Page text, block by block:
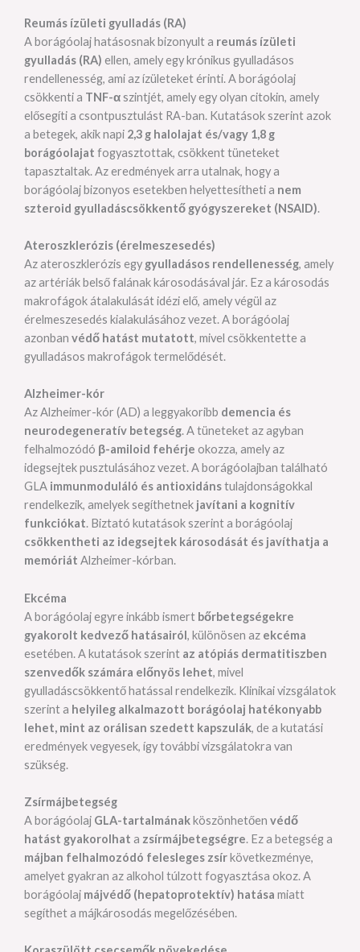
Reumás ízületi gyulladás (RA)
A borágóolaj hatásosnak bizonyult a reumás ízületi
gyulladás (RA) ellen, amely egy krónikus gyulladásos
rendellenesség, ami az ízületeket érinti. A borágóolaj
csökkenti a TNF-αszintjét, amely egy olyan citokin, amely
elősegíti a csontpusztulást RA-ban. Kutatások szerint azok
a betegek, akik napi 2,3 g halolajat és/vagy 1,8 g
borágóolajat fogyasztottak, csökkent tüneteket
tapasztaltak. Az eredmények arra utalnak, hogy a
borágóolaj bizonyos esetekben helyettesítheti a nem
szteroid gyulladáscsökkentő gyógyszereket (NSAID).
Ateroszklerózis (érelmeszesedés)
Az ateroszklerózis egy gyulladásos rendellenesség, amely
az artériák belső falának károsodásával jár. Ez a károsodás
makrofágok átalakulását idézi elő, amely végül az
érelmeszesedés kialakulásához vezet. A borágóolaj
azonban védő hatást mutatott, mivel csökkentette a
gyulladásos makrofágok termelődését.
Alzheimer-kór
Az Alzheimer-kór (AD) a leggyakoribb demencia és
neurodegeneratív betegség. A tüneteket az agyban
felhalmozódó β-amiloid fehérje okozza, amely az
idegsejtek pusztulásához vezet. A borágóolajban található
GLA immunmoduláló és antioxidánstulajdonságokkal
rendelkezik, amelyek segíthetnek javítani a kognitív
funkciókat. Biztató kutatások szerint a borágóolaj
csökkentheti az idegsejtek károsodását és javíthatja a
memóriát Alzheimer-kórban.
Ekcéma
A borágóolaj egyre inkább ismert bőrbetegségekre
gyakorolt kedvező hatásairól, különösen az ekcéma
esetében. A kutatások szerint az atópiás dermatitiszben
szenvedők számára előnyös lehet, mivel
gyulladáscsökkentő hatással rendelkezik. Klinikai vizsgálatok
szerint a helyileg alkalmazott borágóolaj hatékonyabb
lehet, mint az orálisan szedett kapszulák, de a kutatási
eredmények vegyesek, így további vizsgálatokra van
szükség.
Zsírmájbetegség
A borágóolaj GLA-tartalmánakköszönhetően védő
hatást gyakorolhat a zsírmájbetegségre. Ez a betegség a
májban felhalmozódó felesleges zsírkövetkezménye,
amelyet gyakran az alkohol túlzott fogyasztása okoz. A
borágóolaj májvédő (hepatoprotektív) hatása miatt
segíthet a májkárosodás megelőzésében.